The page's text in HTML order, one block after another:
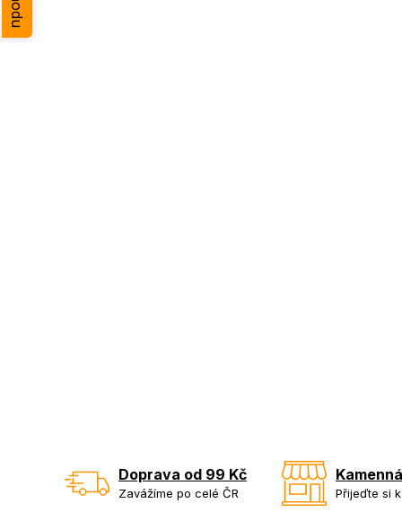
Doprava od 99 Kč
Zavážíme po celé ČR Přijeďte si